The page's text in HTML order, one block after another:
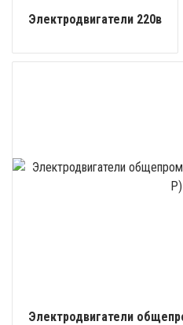
Электродвигатели 220в
Электродвигатели